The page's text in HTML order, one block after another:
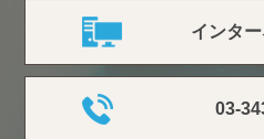
インタ
03-